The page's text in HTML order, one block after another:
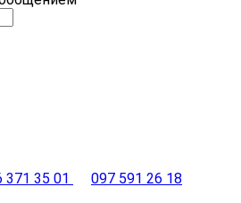
371 35 01
097 591 26 18